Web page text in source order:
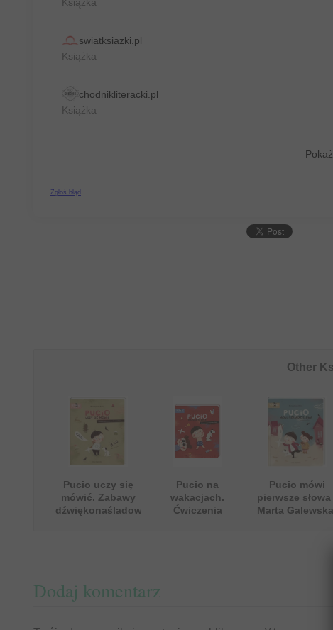
Other
Pucio uczy się
mówić. Zabawy
dźwiękonaśladowcze
Pucio na
wakacjach.
Ćwiczenia
Pucio mówi
pierwsze słowa
Marta
Dodaj komentarz